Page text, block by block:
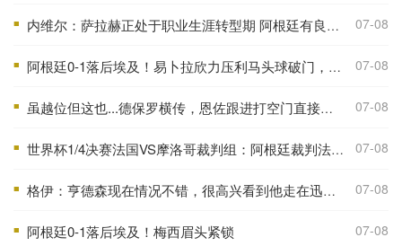
■ 内维尔：萨拉赫正处于职业生涯转型期 阿根廷有良好的化学反应 07-08
■ 阿根廷0-1落后埃及！易卜拉欣力压利马头球破门，阿提亚助攻 07-08
■ 虽越位但这也...德保罗横传，恩佐跟进打空门直接偏出 07-08
■ 世界杯1/4决赛法国VS摩洛哥裁判组：阿根廷裁判法昆多·特略主哨 07-08
■ 格伊：亨德森现在情况不错，很高兴看到他走在迅速康复的路上 07-08
■ 阿根廷0-1落后埃及！梅西眉头紧锁 07-08